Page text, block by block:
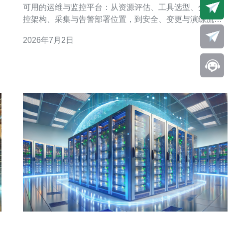
可用的运维与监控平台：从资源评估、工具选型、分层监
控架构、采集与告警部署位置，到安全、变更与演练流
程，每一项都有落地建议与实践要点，旨在帮助运维团队
把传统被动维护转为可重复、可验证的自动化运维能力。
需要多少资源来维持机房的自动化运维？ 评估资源时应从
2026年7月2日